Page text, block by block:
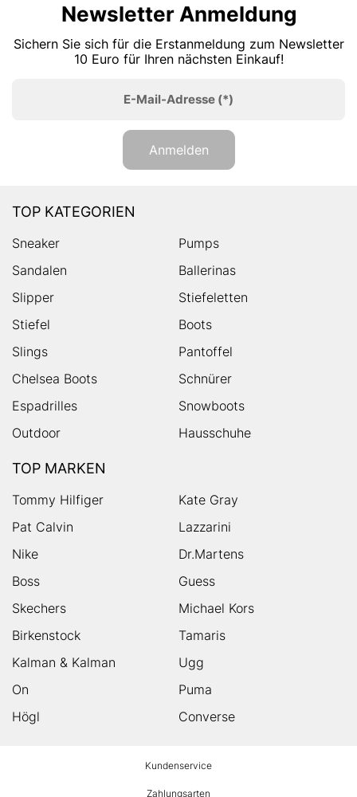
Newsletter Anmeldung
Sichern Sie sich für die Erstanmeldung zum Newsletter
10 Euro für Ihren nächsten Einkauf!
E-Mail-Adresse (*)
Anmelden
TOP KATEGORIEN
Sneaker
Pumps
Sandalen
Ballerinas
Slipper
Stiefeletten
Stiefel
Boots
Slings
Pantoffel
Chelsea Boots
Schnürer
Espadrilles
Snowboots
Outdoor
Hausschuhe
TOP MARKEN
Tommy Hilfiger
Kate Gray
Pat Calvin
Lazzarini
Nike
Dr.Martens
Boss
Guess
Skechers
Michael Kors
Birkenstock
Tamaris
Kalman & Kalman
Ugg
On
Puma
Högl
Converse
Kundenservice
Zahlungsarten